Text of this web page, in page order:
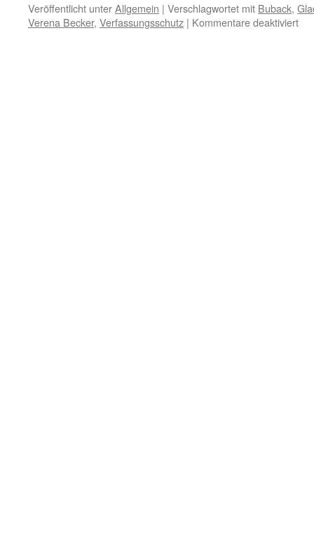
Veröffentlicht unterAllgemein | Verschlagwortet mit Buback,
Verena Becker, Verfassungsschutz | Kommentare deaktiviertfür